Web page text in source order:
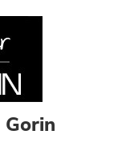
Gorin